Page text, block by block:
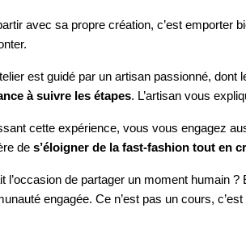
avec sa propre création, c’est emporter
est guidé par un artisan passionné,
à suivre les étapes. L’artisan vous
cette expérience, vous vous engagez
de s’éloigner de la fast-fashion tout en
l’occasion de partager un moment humain
engagée. Ce n’est pas un cours, c’est